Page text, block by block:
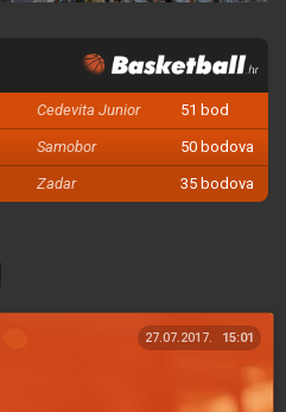
Cedevita Junior 51 bod
Samobor 50 bodova
Zadar 35 bodova
27.07.2017. 15:01